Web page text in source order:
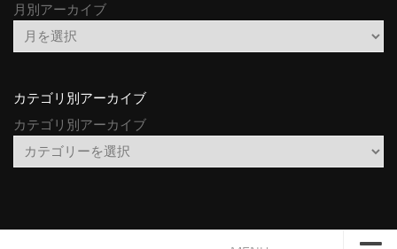
月別アーカイブ
カテゴリ別アーカイブ
カテゴリ別アーカイブ